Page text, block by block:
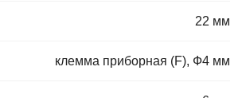
22 мм
клемма приборная (F), Ф4 мм